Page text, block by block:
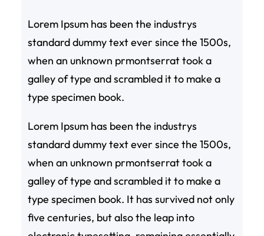
Lorem Ipsum has been the industrys
standard dummy text ever since the 1500s,
when an unknown prmontserrat took a
galley of type and scrambled it to make a
type specimen book.
Lorem Ipsum has been the industrys
standard dummy text ever since the 1500s,
when an unknown prmontserrat took a
galley of type and scrambled it to make a
type specimen book. It has survived not only
five centuries, but also the leap into